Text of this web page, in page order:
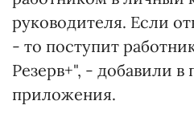
руководителя. Если
- то поступит
Резерв+", - добавили
приложения.